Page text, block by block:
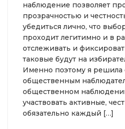
наблюдение позволяет
прозрачностью и
убедиться лично, что
проходит легитимно и в
отслеживать и
таковые будут на
Именно поэтому я решила
общественным
общественном
участвовать активные,
обязательно каждый […]